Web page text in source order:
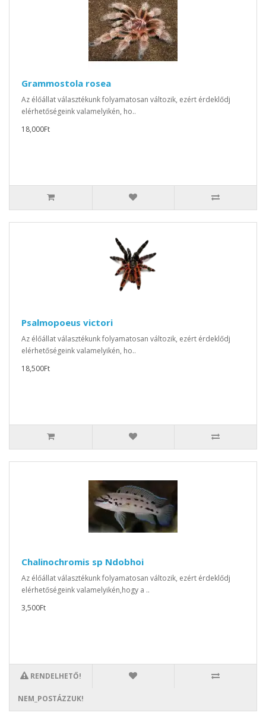
Grammostola rosea
Az élőállat választékunk folyamatosan változik, ezért érdeklődj
elérhetőségeink valamelyikén, ho..
18,000Ft
Psalmopoeus victori
Az élőállat választékunk folyamatosan változik, ezért érdeklődj
elérhetőségeink valamelyikén, ho..
18,500Ft
Chalinochromis sp Ndobhoi
Az élőállat választékunk folyamatosan változik, ezért érdeklődj
elérhetőségeink valamelyikén,hogy a ..
3,500Ft
RENDELHETŐ!
NEM_POSTÁZZUK!